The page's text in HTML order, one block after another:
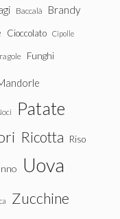
Baccalà Brandy
Cioccolato Cipolle
Funghi
Patate
Ricotta Riso
Uova
Zucchine